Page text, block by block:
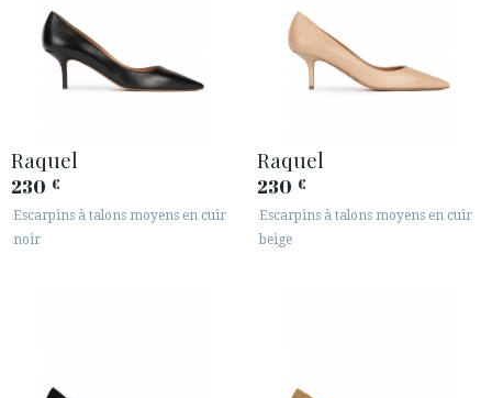
Raquel
230 €
Escarpins à talons moyens en cuir
noir
Raquel
230 €
Escarpins à talons moyens en cuir
beige